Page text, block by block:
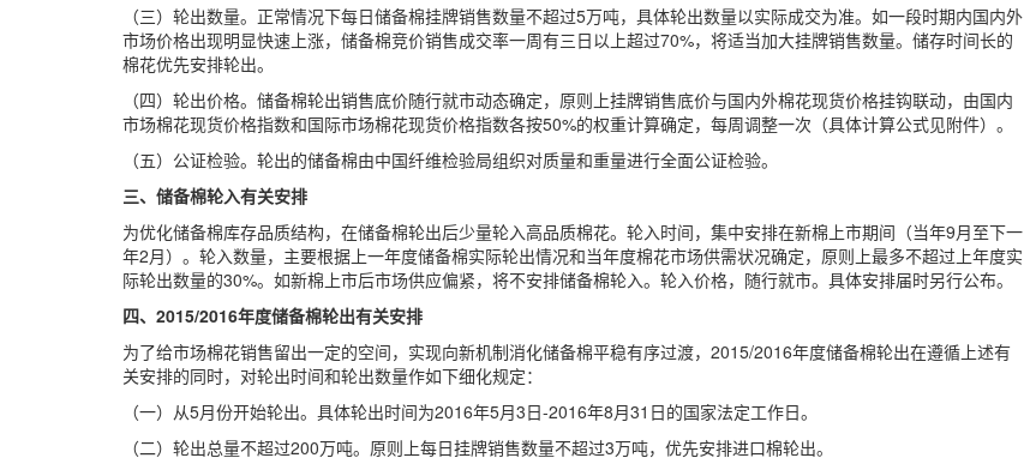
（三）轮出数量。正常情况下每日储备棉挂牌销售数量不超过5万吨，具体轮出数量以实际成交为准。如一段时期内国内外
市场价格出现明显快速上涨，储备棉竞价销售成交率一周有三日以上超过70%，将适当加大挂牌销售数量。储存时间长的
棉花优先安排轮出。
（四）轮出价格。储备棉轮出销售底价随行就市动态确定，原则上挂牌销售底价与国内外棉花现货价格挂钩联动，由国内
市场棉花现货价格指数和国际市场棉花现货价格指数各按50%的权重计算确定，每周调整一次（具体计算公式见附件）。
（五）公证检验。轮出的储备棉由中国纤维检验局组织对质量和重量进行全面公证检验。
三、储备棉轮入有关安排
为优化储备棉库存品质结构，在储备棉轮出后少量轮入高品质棉花。轮入时间，集中安排在新棉上市期间（当年9月至下一
年2月）。轮入数量，主要根据上一年度储备棉实际轮出情况和当年度棉花市场供需状况确定，原则上最多不超过上年度实
际轮出数量的30%。如新棉上市后市场供应偏紧，将不安排储备棉轮入。轮入价格，随行就市。具体安排届时另行公布。
四、2015/2016年度储备棉轮出有关安排
为了给市场棉花销售留出一定的空间，实现向新机制消化储备棉平稳有序过渡，2015/2016年度储备棉轮出在遵循上述有
关安排的同时，对轮出时间和轮出数量作如下细化规定：
（一）从5月份开始轮出。具体轮出时间为2016年5月3日-2016年8月31日的国家法定工作日。
（二）轮出总量不超过200万吨。原则上每日挂牌销售数量不超过3万吨，优先安排进口棉轮出。